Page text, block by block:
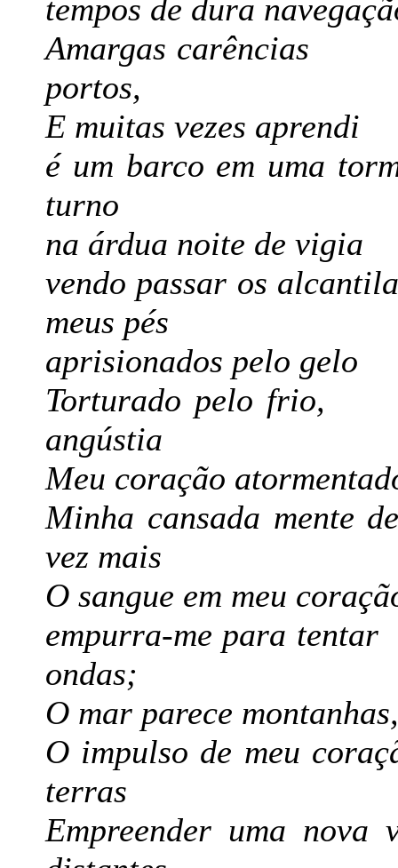
tempos de dura
Amargas
portos,
E muitas vezes
é um barco em uma
turno
na árdua noite de
vendo passar os
meus pés
aprisionados pelo
Torturado pelo
angústia
Meu coração
Minha cansada mente
vez mais
O sangue em meu
empurra-me para
ondas;
O mar parece
O impulso de meu
terras
Empreender uma